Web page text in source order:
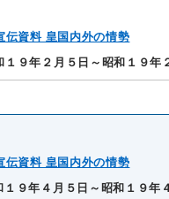
伝資料 皇国内外の情勢
１９年２月５日～昭和１９年
伝資料 皇国内外の情勢
１９年４月５日～昭和１９年